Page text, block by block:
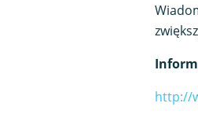
http://